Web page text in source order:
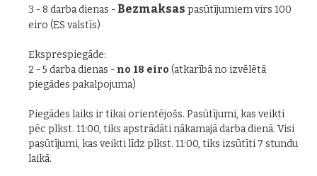
3 - 8 darba dienas - Bezmaksas pasūtījumiem virs 100
eiro (ES valstīs)
Eksprespiegāde:
2 - 5 darba dienas - no 18 eiro (atkarībā no izvēlētā
piegādes pakalpojuma)
Piegādes laiks ir tikai orientējošs. Pasūtījumi, kas veikti
pēc plkst. 11:00, tiks apstrādāti nākamajā darba dienā. Visi
pasūtījumi, kas veikti līdz plkst. 11:00, tiks izsūtīti 7 stundu
laikā.